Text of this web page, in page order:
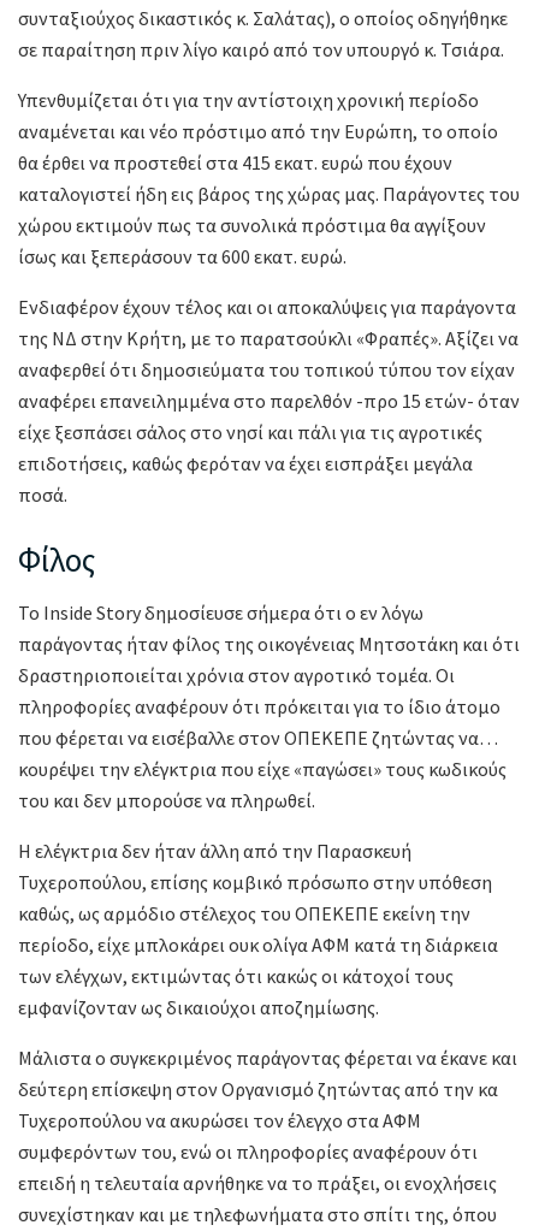
συνταξιούχος δικαστικός κ. Σαλάτας), ο οποίος οδηγήθηκε
σε παραίτηση πριν λίγο καιρό από τον υπουργό κ. Τσιάρα.
Υπενθυμίζεται ότι για την αντίστοιχη χρονική περίοδο
αναμένεται και νέο πρόστιμο από την Ευρώπη, το οποίο
θα έρθει να προστεθεί στα 415 εκατ. ευρώ που έχουν
καταλογιστεί ήδη εις βάρος της χώρας μας. Παράγοντες του
χώρου εκτιμούν πως τα συνολικά πρόστιμα θα αγγίξουν
ίσως και ξεπεράσουν τα 600 εκατ. ευρώ.
Ενδιαφέρον έχουν τέλος και οι αποκαλύψεις για παράγοντα
της ΝΔ στην Κρήτη, με το παρατσούκλι «Φραπές». Αξίζει να
αναφερθεί ότι δημοσιεύματα του τοπικού τύπου τον είχαν
αναφέρει επανειλημμένα στο παρελθόν -προ 15 ετών- όταν
είχε ξεσπάσει σάλος στο νησί και πάλι για τις αγροτικές
επιδοτήσεις, καθώς φερόταν να έχει εισπράξει μεγάλα
ποσά.
Φίλος
Το Inside Story δημοσίευσε σήμερα ότι ο εν λόγω
παράγοντας ήταν φίλος της οικογένειας Μητσοτάκη και ότι
δραστηριοποιείται χρόνια στον αγροτικό τομέα. Οι
πληροφορίες αναφέρουν ότι πρόκειται για το ίδιο άτομο
που φέρεται να εισέβαλλε στον ΟΠΕΚΕΠΕ ζητώντας να…
κουρέψει την ελέγκτρια που είχε «παγώσει» τους κωδικούς
του και δεν μπορούσε να πληρωθεί.
Η ελέγκτρια δεν ήταν άλλη από την Παρασκευή
Τυχεροπούλου, επίσης κομβικό πρόσωπο στην υπόθεση
καθώς, ως αρμόδιο στέλεχος του ΟΠΕΚΕΠΕ εκείνη την
περίοδο, είχε μπλοκάρει ουκ ολίγα ΑΦΜ κατά τη διάρκεια
των ελέγχων, εκτιμώντας ότι κακώς οι κάτοχοί τους
εμφανίζονταν ως δικαιούχοι αποζημίωσης.
Μάλιστα ο συγκεκριμένος παράγοντας φέρεται να έκανε και
δεύτερη επίσκεψη στον Οργανισμό ζητώντας από την κα
Τυχεροπούλου να ακυρώσει τον έλεγχο στα ΑΦΜ
συμφερόντων του, ενώ οι πληροφορίες αναφέρουν ότι
επειδή η τελευταία αρνήθηκε να το πράξει, οι ενοχλήσεις
συνεχίστηκαν και με τηλεφωνήματα στο σπίτι της, όπου